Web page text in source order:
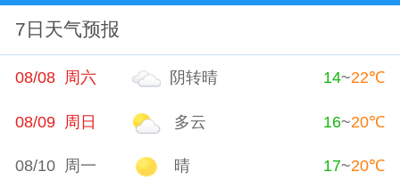
7日天气预报
08/08 周六 阴转晴 14~22℃
08/09 周日 多云 16~20℃
08/10 周一 晴 17~20℃